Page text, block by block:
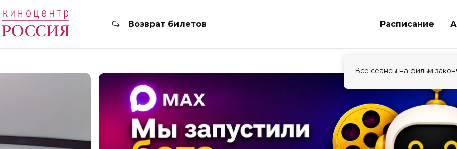
Возврат билетов Расписание
Все сеансы на фильм